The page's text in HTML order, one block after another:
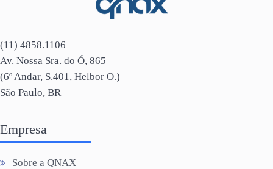
(11) 4858.1106
Av. Nossa Sra. do Ó, 865
(6º Andar, S.401, Helbor O.)
São Paulo, BR
Empresa
Sobre a QNAX